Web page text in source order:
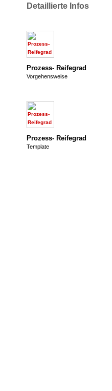
Detaillierte Infos
Prozess- Reifegrad
Vorgehensweise
Prozess- Reifegrad
Template